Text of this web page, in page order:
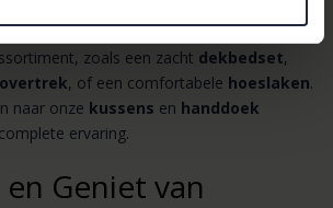
pyjama met andere hoogwaardige
zoals een zacht dekbedset,
, of een comfortabele hoeslaken.
naar onze kussens en handdoek
ervaring.
Geniet van